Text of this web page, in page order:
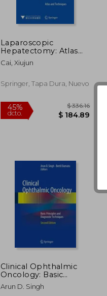
Laparoscopic
Hepatectomy: Atlas
and Techniques (en
Inglés)
Cai, Xiujun
Springer, Tapa Dura, Nuevo
Clinical Ophthalmic
Oncology: Basic
Principles and
Diagnostic Techniques
Arun D. Singh